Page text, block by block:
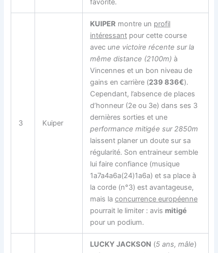
favorite.
3 Kuiper
KUIPER montre un profil
intéressant pour cette course
avec une victoire récente sur la
même distance (2100m) à
Vincennes et un bon niveau de
gains en carrière (239 836€).
Cependant, l’absence de places
d’honneur (2e ou 3e) dans ses 3
dernières sorties et une
performance mitigée sur 2850m
laissent planer un doute sur sa
régularité. Son entraineur semble
lui faire confiance (musique
1a7a4a6a(24)1a6a) et sa place à
la corde (n°3) est avantageuse,
mais laconcurrence européenne
pourrait le limiter : avis mitigé
pour un podium.
LUCKY JACKSON (5 ans, mâle)